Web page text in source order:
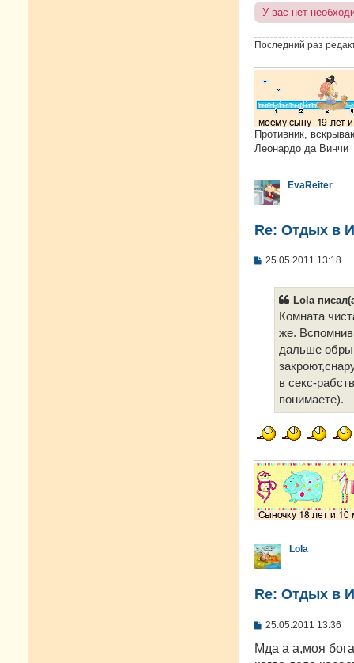
У вас нет
Последний раз
Противник,
Леонардо да Винчи
EvaReiter
Re: Отдых в
С
25.05.2011 13:18
Lola
Комната
же.
дальше
в секс-
понимаете).
Lola
Re: Отдых в
С
о
б
25.05.2011 13:36
Мда а а,моя